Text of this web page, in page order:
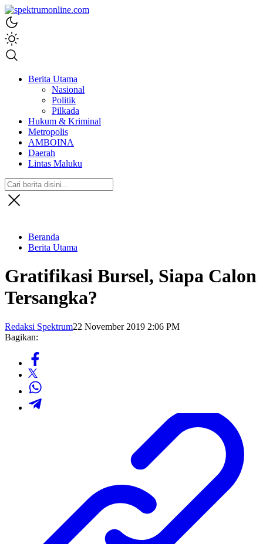
spektrumonline.com
Berita Utama
Nasional
Politik
Pilkada
Hukum & Kriminal
Metropolis
AMBOINA
Daerah
Lintas Maluku
Beranda
Berita Utama
Gratifikasi Bursel, Siapa Calon
Tersangka?
Redaksi Spektrum22 November 2019 2:06 PM
Bagikan: